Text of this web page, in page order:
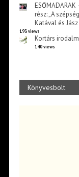
rész: „A
Katával és
193 views
Kortárs
140 views
Könyvesbolt